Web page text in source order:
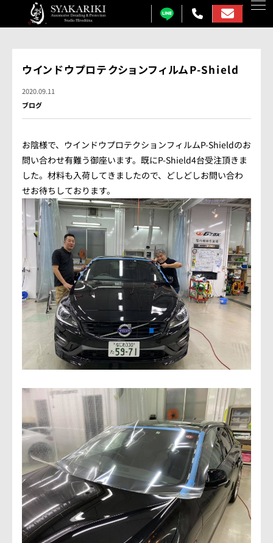
プロテクションフィルム
カーフィルム
カーラッピング
ガラス研磨
しゃかりきについて
施工事例
各メニュー料金表
会社概要
アクセス情報
お気軽にお問い合わせください。
TEL.082-225-7355
LINEでお問い合わせ
営業時間：10:00~18:00（日・祝10:00~17:00）
定休日：第3日曜/水曜定休
ウインドウプロテクションフィルムP-Shield
2020.09.11
ブログ
お陰様で、ウインドウプロテクションフィルムP-Shieldのお
問い合わせ有難う御座います。既にP-Shield4台受注頂きま
した。材料も入荷してきましたので、どしどしお問い合わ
せお待ちしております。